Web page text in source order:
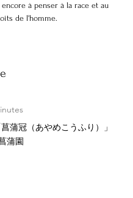
à penser à la race et au
de l'homme.
蒲冠（あやめこうふり）」
蒲園